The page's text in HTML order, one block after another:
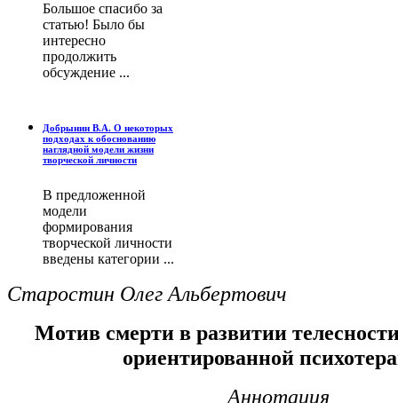
Большое спасибо за
статью! Было бы
интересно
продолжить
обсуждение ...
Добрынин В.А. О некоторых
подходах к обоснованию
наглядной модели жизни
творческой личности
В предложенной
модели
формирования
творческой личности
введены категории ...
Старостин Олег Альбертович
Мотив смерти в развитии
ориентированной
Аннотация